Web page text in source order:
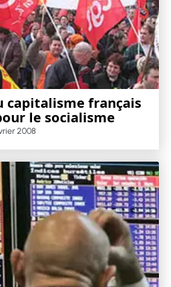
capitalisme français
le socialisme
2008